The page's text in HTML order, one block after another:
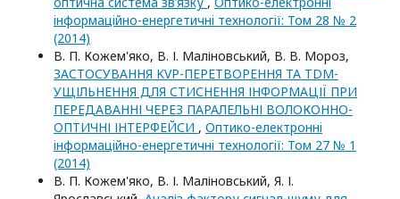
iнформацiйно-енергетичнi технологiї: Том 28 № 2
(2014)
В. П. Кожем'яко, В. І. Маліновський, В. В. Мороз,
ЗАСТОСУВАННЯ KVP-ПЕРЕТВОРЕННЯ ТА TDM-
УЩІЛЬНЕННЯ ДЛЯ СТИСНЕННЯ ІНФОРМАЦІЇ ПРИ
ПЕРЕДАВАННІ ЧЕРЕЗ ПАРАЛЕЛЬНІ ВОЛОКОННО-
ОПТИЧНІ ІНТЕРФЕЙСИ , Оптико-електроннi
iнформацiйно-енергетичнi технологiї: Том 27 № 1
(2014)
В. П. Кожем'яко, В. І. Маліновський, Я. І.